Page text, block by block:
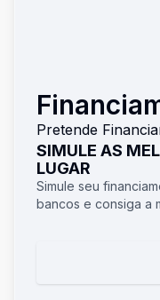
Pretende
SIMULE AS
LUGAR
Simule seu
bancos e consiga a